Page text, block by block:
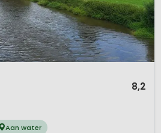
8,2
Aan water